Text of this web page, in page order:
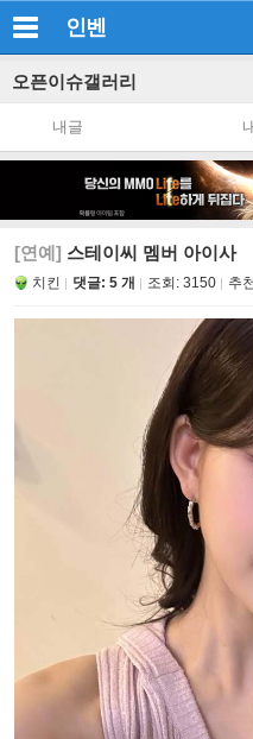
인벤
오픈이슈갤러리
내글
[연예] 스테이씨 멤버 아이사
치킨 댓글: 5 개 조회: 3150 추